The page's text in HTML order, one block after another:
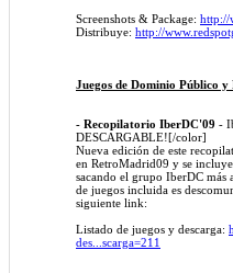
Screenshots & Package: http://
Distribuye: http://
Juegos de Dominio Público y
- Recopilatorio IberDC'09 -
DESCARGABLE![/color]
Nueva edición de este
en RetroMadrid09 y se
sacando el grupo IberDC más
de juegos incluida es
siguiente link:
Listado de juegos y descarga:
des...scarga=211